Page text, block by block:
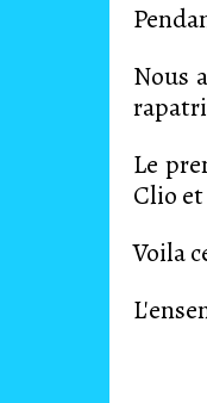
Nous
Le
Clio
Voila